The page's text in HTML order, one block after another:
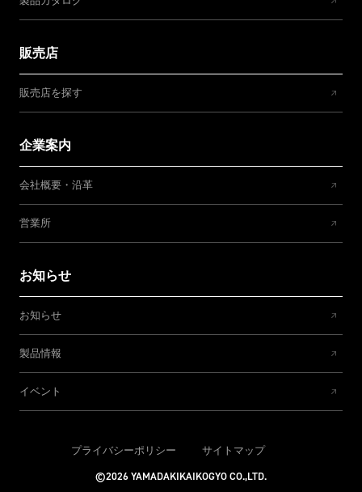
販売店
販売店を探す
企業案内
会社概要・沿革
営業所
お知らせ
お知らせ
製品情報
イベント
プライバシーポリシー サイトマップ
©2026 YAMADAKIKAIKOGYO CO.,LTD.